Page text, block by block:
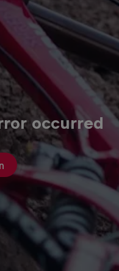
occurred